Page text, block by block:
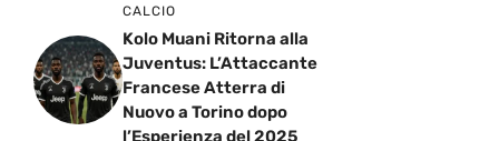
CALCIO
Kolo Muani Ritorna alla
Juventus: L’Attaccante
Francese Atterra di
Nuovo a Torino dopo
l’Esperienza del 2025